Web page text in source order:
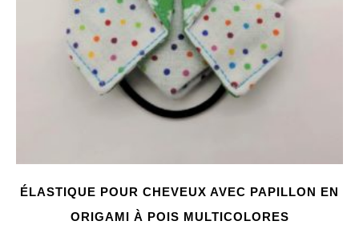
ÉLASTIQUE POUR CHEVEUX AVEC PAPILLON EN
ORIGAMI À POIS MULTICOLORES